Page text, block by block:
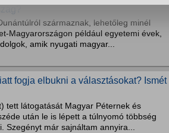
származnak, lehetőleg minél
Magyarországon például egyetemi évek,
amik nyugati magyar...
fogja elbukni a választásokat? Ismét
tett látogatását Magyar Péternek és
után le is lépett a túlnyomó többség
már sajnáltam annyira...